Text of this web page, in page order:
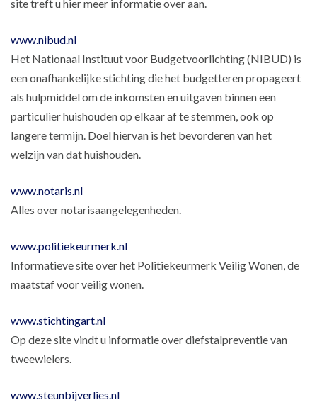
site treft u hier meer informatie over aan.
www.nibud.nl
Het Nationaal Instituut voor Budgetvoorlichting (NIBUD) is
een onafhankelijke stichting die het budgetteren propageert
als hulpmiddel om de inkomsten en uitgaven binnen een
particulier huishouden op elkaar af te stemmen, ook op
langere termijn. Doel hiervan is het bevorderen van het
welzijn van dat huishouden.
www.notaris.nl
Alles over notarisaangelegenheden.
www.politiekeurmerk.nl
Informatieve site over het Politiekeurmerk Veilig Wonen, de
maatstaf voor veilig wonen.
www.stichtingart.nl
Op deze site vindt u informatie over diefstalpreventie van
tweewielers.
www.steunbijverlies.nl